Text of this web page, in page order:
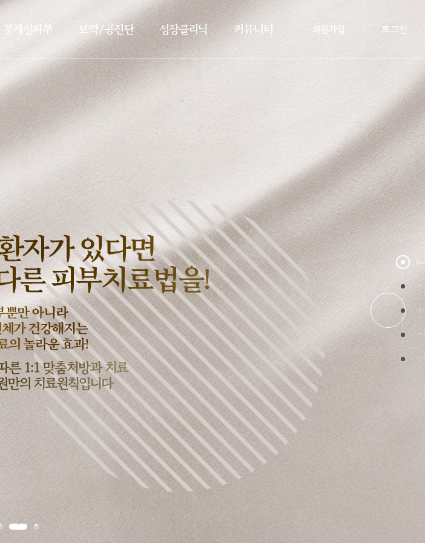
회원가입 로그인
문제성피부 보약/공진단 성장클리닉 커뮤니티